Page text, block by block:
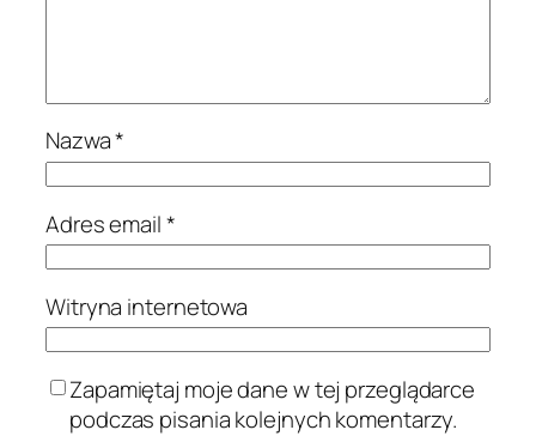
Nazwa*
Adres email*
Witryna internetowa
Zapamiętaj moje dane w tej przeglądarce
podczas pisania kolejnych komentarzy.